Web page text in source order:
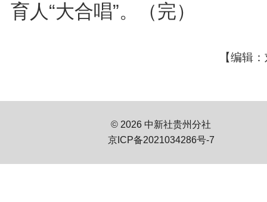
育人“大合唱”。（完）
【编辑
© 2026 中新社贵州分社
京ICP备2021034286号-7